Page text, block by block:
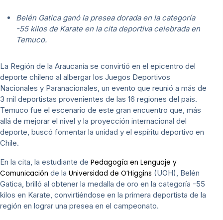
Belén Gatica ganó la presea dorada en la categoría
-55 kilos de Karate en la cita deportiva celebrada en
Temuco.
La Región de la Araucanía se convirtió en el epicentro del
deporte chileno al albergar los Juegos Deportivos
Nacionales y Paranacionales, un evento que reunió a más de
3 mil deportistas provenientes de las 16 regiones del país.
Temuco fue el escenario de este gran encuentro que, más
allá de mejorar el nivel y la proyección internacional del
deporte, buscó fomentar la unidad y el espíritu deportivo en
Chile.
En la cita, la estudiante de Pedagogía en Lenguaje y
Comunicación de la Universidad de O’Higgins (UOH), Belén
Gatica, brilló al obtener la medalla de oro en la categoría -55
kilos en Karate, convirtiéndose en la primera deportista de la
región en lograr una presea en el campeonato.